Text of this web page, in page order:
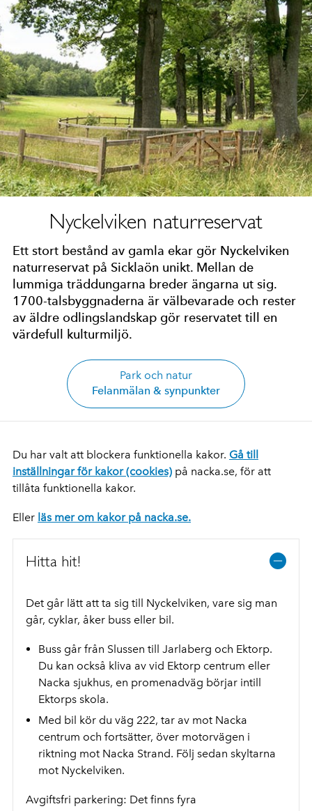
Nyckelviken naturreservat
Ett stort bestånd av gamla ekar gör Nyckelviken
naturreservat på Sicklaön unikt. Mellan de
lummiga träddungarna breder ängarna ut sig.
1700-talsbyggnaderna är välbevarade och rester
av äldre odlingslandskap gör reservatet till en
värdefull kulturmiljö.
Park och natur
Felanmälan & synpunkter
Du har valt att blockera funktionella kakor. Gå till
inställningar för kakor (cookies) på nacka.se, för att
tillåta funktionella kakor.
Eller läs mer om kakor på nacka.se.
Hitta hit!
Det går lätt att ta sig till Nyckelviken, vare sig man
går, cyklar, åker buss eller bil.
Buss går från Slussen till Jarlaberg och Ektorp.
Du kan också kliva av vid Ektorp centrum eller
Nacka sjukhus, en promenadväg börjar intill
Ektorps skola.
Med bil kör du väg 222, tar av mot Nacka
centrum och fortsätter, över motorvägen i
riktning mot Nacka Strand. Följ sedan skyltarna
mot Nyckelviken.
Avgiftsfri parkering: Det finns fyra